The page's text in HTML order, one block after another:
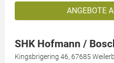
ANGEBOTE
SHK Hofmann /
Kingsbrigering 46, 67685